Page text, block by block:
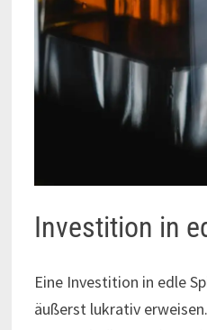
Investition in
Eine Investition in edle
äußerst lukrativ